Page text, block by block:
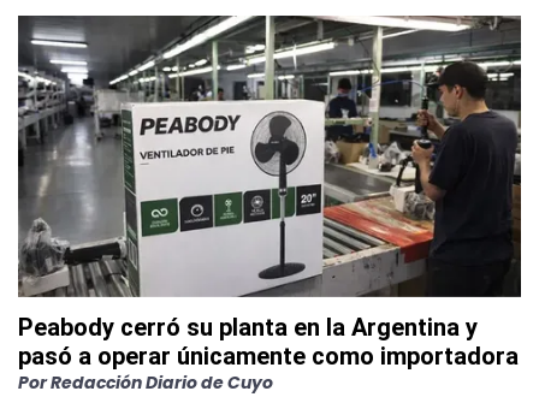
Peabody cerró su planta en la Argentina y
pasó a operar únicamente como importadora
PorRedacción Diario de Cuyo